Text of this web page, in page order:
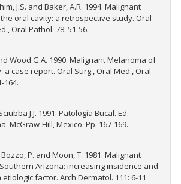
J.S. and Baker, A.R. 1994. Malignant
oral cavity: a retrospective study. Oral
Oral Pathol. 78: 51-56.
Wood G.A. 1990. Malignant Melanoma of
a case report. Oral Surg., Oral Med., Oral
164.
J.J. 1991. Patología Bucal. Ed.
McGraw-Hill, Mexico. Pp. 167-169.
P. and Moon, T. 1981. Malignant
Arizona: increasing insidence and
factor. Arch Dermatol. 111: 6-11